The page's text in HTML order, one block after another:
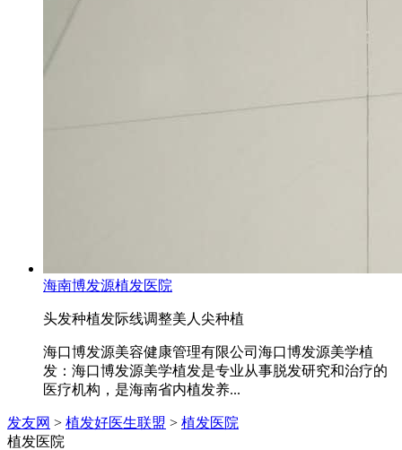
海南博发源植发医院
头发种植发际线调整美人尖种植
海口博发源美容健康管理有限公司海口博发源美学植
发：海口博发源美学植发是专业从事脱发研究和治疗的
医疗机构，是海南省内植发养...
发友网 > 植发好医生联盟 > 植发医院
植发医院